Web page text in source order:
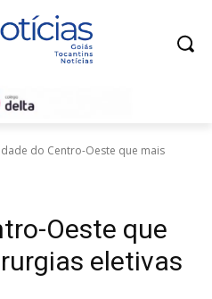
do Centro-Oeste que mais
Oeste que
eletivas